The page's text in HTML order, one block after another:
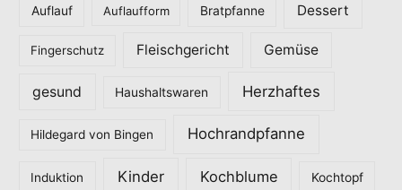
Auflauf Auflaufform Bratpfanne Dessert
Fingerschutz Fleischgericht Gemüse
gesund Haushaltswaren Herzhaftes
Hildegard von Bingen Hochrandpfanne
Induktion Kinder Kochblume Kochtopf